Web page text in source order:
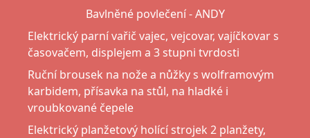
Bavlněné povlečení - ANDY
Elektrický parní vařič vajec, vejcovar, vajíčkovar s
časovačem, displejem a 3 stupni tvrdosti
Ruční brousek na nože a nůžky s wolframovým
karbidem, přísavka na stůl, na hladké i
vroubkované čepele
Elektrický planžetový holící strojek 2 planžety,